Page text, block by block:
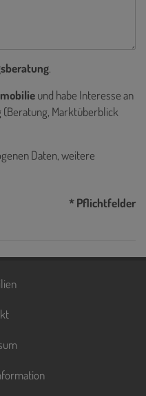
.
und habe Interesse an
Marktüberblick
Daten, weitere
* Pflichtfelder